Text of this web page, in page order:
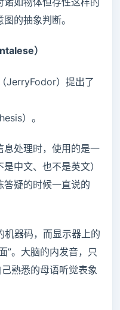
的抽象判断。
）
JerryFodor）提出了
）。
息处理时，使用的是一
中文、也不是英文）
答疑的时候一直说的
机器码，而显示器上的
”。大脑的内发音，只
熟悉的母语听觉表象